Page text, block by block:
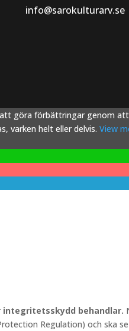
info@sarokulturarv.se
att göra förbättringar genom
varken helt eller delvis. View
behandlar.
Regulation) och ska